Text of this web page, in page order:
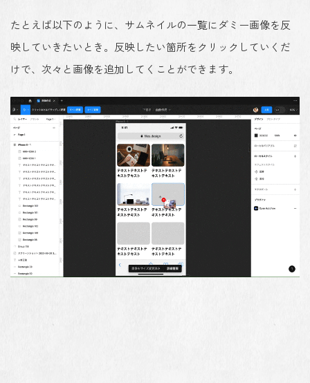
たとえば以下のように、サムネイルの一覧にダミー画像を反
映していきたいとき。反映したい箇所をクリックしていくだ
けで、次々と画像を追加してくことができます。